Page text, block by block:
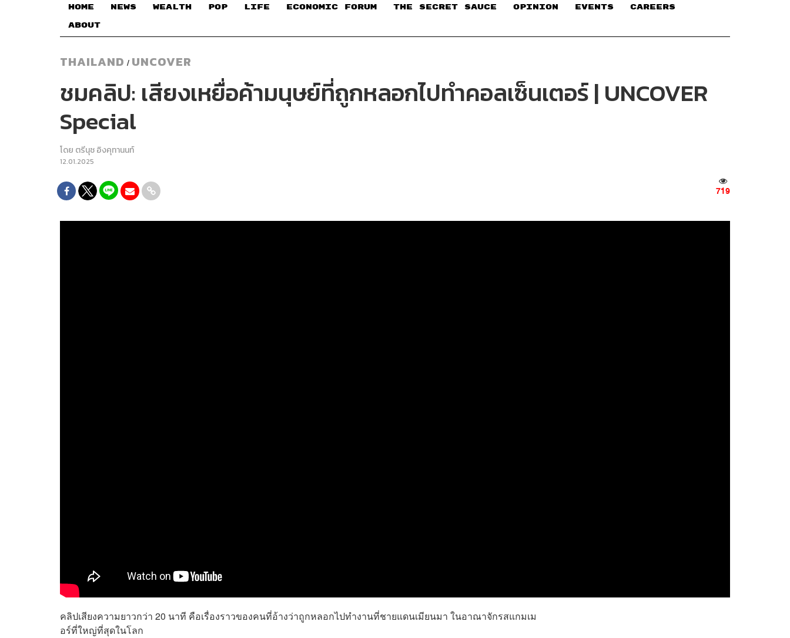
HOME NEWS WEALTH POP LIFE ECONOMIC FORUM THE SECRET SAUCE​ OPINION EVENTS CAREERS
ABOUT
THAILAND / UNCOVER
ชมคลิป: เสียงเหยื่อค้ามนุษย์ที่ถูกหลอกไปทำคอลเซ็นเตอร์ | UNCOVER
Special
โดย ตรีนุช อิงคุทานนท์
12.01.2025
719
คลิปเสียงความยาวกว่า 20 นาที คือเรื่องราวของคนที่อ้างว่าถูกหลอกไปทำงานที่ชายแดนเมียนมา ในอาณาจักรสแกมเม
อร์ที่ใหญ่ที่สุดในโลก